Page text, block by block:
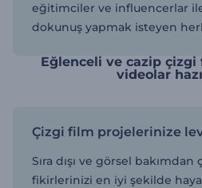
eğitimciler ve influencerlar
dokunuş yapmak isteyen
Eğlenceli ve cazip çizgi
videolar
Çizgi film projelerinize
Sıra dışı ve görsel bakımdan
fikirlerinizi en iyi şekilde